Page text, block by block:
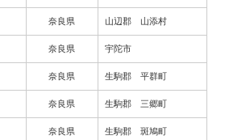
奈良県 山辺郡 山添村
奈良県 宇陀市
奈良県 生駒郡 平群町
奈良県 生駒郡 三郷町
奈良県 生駒郡 斑鳩町